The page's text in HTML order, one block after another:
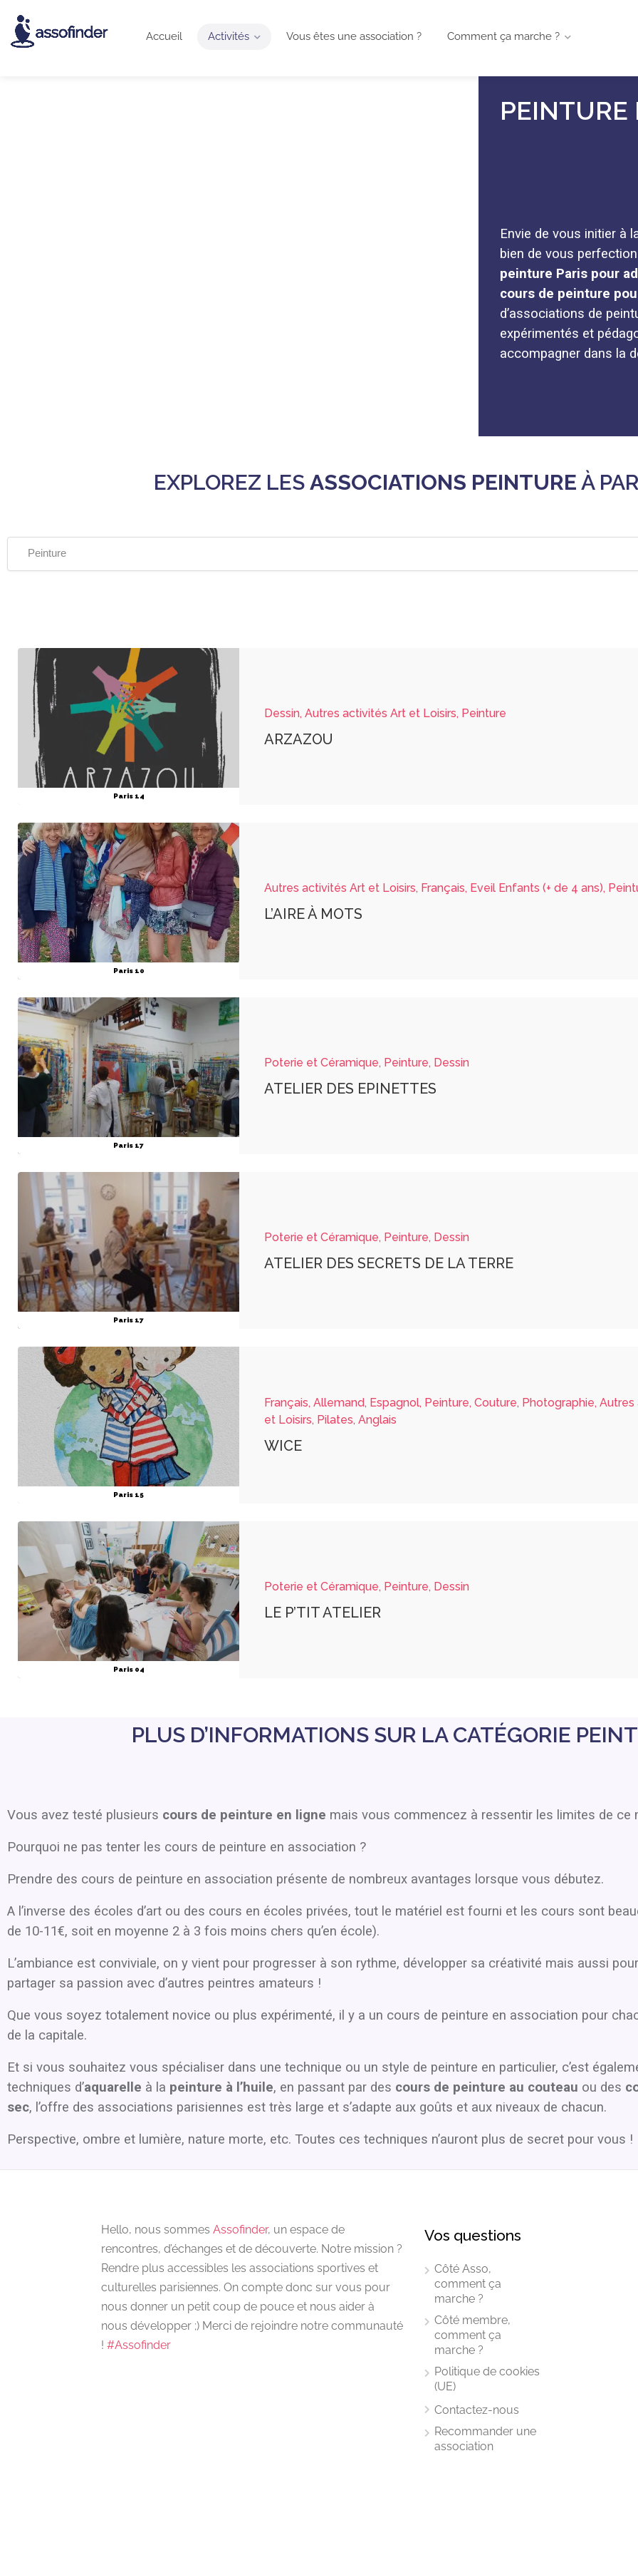
Accueil Activités Vous êtes une association ? Comment ça marche ?
PEINTURE
Envie de vous initier à
bien de vous
peinture Paris pour
cours de peinture
d’associations de
expérimentés et
accompagner dans la
EXPLOREZ LES ASSOCIATIONS PEINTURE À
Peinture
Paris 14
Dessin, Autres activités Art et Loisirs, Peinture
ARZAZOU
Paris 10
Autres activités Art et Loisirs, Français, Eveil Enfants (+ de 4 ans),
L’AIRE À MOTS
Paris 17
Poterie et Céramique, Peinture, Dessin
ATELIER DES EPINETTES
Paris 17
Poterie et Céramique, Peinture, Dessin
ATELIER DES SECRETS DE LA TERRE
Paris 15
Français, Allemand, Espagnol, Peinture, Couture, Photographie,
et Loisirs, Pilates, Anglais
WICE
Paris 04
Poterie et Céramique, Peinture, Dessin
LE P’TIT ATELIER
PLUS D’INFORMATIONS SUR LA CATÉGORIE
Vous avez testé plusieurs cours de peinture en ligne mais vous commencez à ressentir les limites de ce
Pourquoi ne pas tenter les cours de peinture en association ?
Prendre des cours de peinture en association présente de nombreux avantages lorsque vous débutez.
A l’inverse des écoles d’art ou des cours en écoles privées, tout le matériel est fourni et les cours sont
de 10-11€, soit en moyenne 2 à 3 fois moins chers qu’en école).
L’ambiance est conviviale, on y vient pour progresser à son rythme, développer sa créativité mais aussi
partager sa passion avec d’autres peintres amateurs !
Que vous soyez totalement novice ou plus expérimenté, il y a un cours de peinture en association pour
de la capitale.
Et si vous souhaitez vous spécialiser dans une technique ou un style de peinture en particulier, c’est
techniques d’aquarelle à la peinture à l’huile, en passant par des cours de peinture au couteau ou des
sec, l’offre des associations parisiennes est très large et s’adapte aux goûts et aux niveaux de chacun.
Perspective, ombre et lumière, nature morte, etc. Toutes ces techniques n’auront plus de secret pour vous !
Hello, nous sommes Assofinder, un espace de
rencontres, d’échanges et de découverte. Notre mission ?
Rendre plus accessibles les associations sportives et
culturelles parisiennes. On compte donc sur vous pour
nous donner un petit coup de pouce et nous aider à
nous développer ;) Merci de rejoindre notre communauté
! #Assofinder
Vos questions
Côté Asso,
comment ça
marche ?
Côté membre,
comment ça
marche ?
Politique de cookies
(UE)
Contactez-nous
Recommander une
association